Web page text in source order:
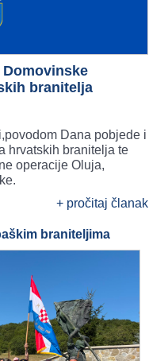
branitelja
Dana pobjede i
hrvatskih branitelja te
operacije Oluja,
+ pročitaj članak
braniteljima